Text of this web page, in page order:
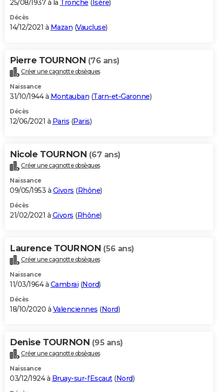
25/08/1937 à la Tronche ( Isère)
Décès
14/12/2021 à Mazan (Vaucluse)
Pierre TOURNON (76 ans)
Créer une cagnotte obsèques
Naissance
31/10/1944 à Montauban (Tarn-et-Garonne)
Décès
12/06/2021 à Paris (Paris)
Nicole TOURNON (67 ans)
Créer une cagnotte obsèques
Naissance
09/05/1953 à Givors (Rhône)
Décès
21/02/2021 à Givors (Rhône)
Laurence TOURNON (56 ans)
Créer une cagnotte obsèques
Naissance
11/03/1964 à Cambrai (Nord)
Décès
18/10/2020 à Valenciennes (Nord)
Denise TOURNON (95 ans)
Créer une cagnotte obsèques
Naissance
03/12/1924 à Bruay-sur-l'Escaut(Nord)